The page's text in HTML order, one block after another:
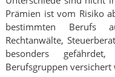
Prämien ist vom Risiko
bestimmten Berufs
Rechtanwälte,
besonders
Berufsgruppen versichert